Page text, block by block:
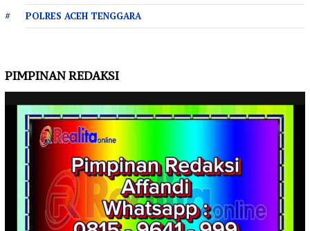
POLRES ACEH TENGGARA
PIMPINAN REDAKSI